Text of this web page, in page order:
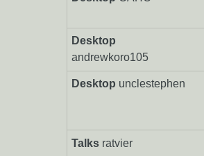
Desktop
andrewkoro105
Desktop unclestephen
Talks ratvier